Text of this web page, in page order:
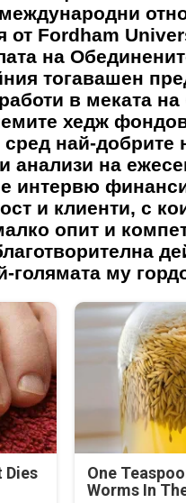
от Fordham
на
тогавашен
в меката
хедж
най-добрите
анализи на
интервю
и клиенти, с
опит и
голямата му
Dies
One
Worms In